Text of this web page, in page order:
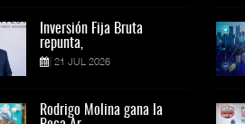
Inversión Fija Bruta
repunta,
21 JUL 2026
Rodrigo Molina gana la
De fabricante de autos a
prove
21 JUL 2026
Mitsubishi Motors de